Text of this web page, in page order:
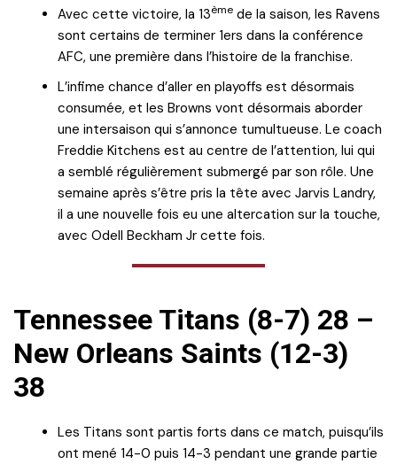
Avec cette victoire, la 13ème de la saison, les Ravens
sont certains de terminer 1ers dans la conférence
AFC, une première dans l’histoire de la franchise.
L’infime chance d’aller en playoffs est désormais
consumée, et les Browns vont désormais aborder
une intersaison qui s’annonce tumultueuse. Le coach
Freddie Kitchens est au centre de l’attention, lui qui
a semblé régulièrement submergé par son rôle. Une
semaine après s’être pris la tête avec Jarvis Landry,
il a une nouvelle fois eu une altercation sur la touche,
avec Odell Beckham Jr cette fois.
Tennessee Titans (8-7) 28 –
New Orleans Saints (12-3)
38
Les Titans sont partis forts dans ce match, puisqu’ils
ont mené 14-0 puis 14-3 pendant une grande partie